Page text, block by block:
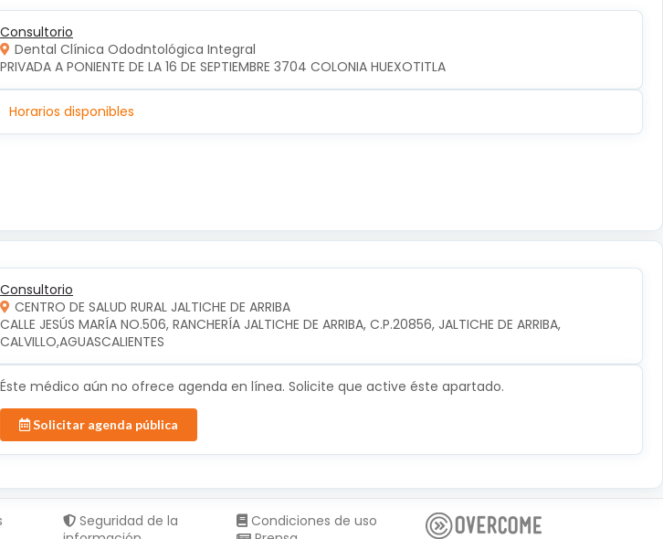
Consultorio
Dental Clínica Ododntológica Integral
PRIVADA A PONIENTE DE LA 16 DE SEPTIEMBRE 3704 COLONIA HUEXOTITLA
Horarios disponibles
Consultorio
CENTRO DE SALUD RURAL JALTICHE DE ARRIBA
CALLE JESÚS MARÍA NO.506, RANCHERÍA JALTICHE DE ARRIBA, C.P.20856, JALTICHE DE ARRIBA,
CALVILLO,AGUASCALIENTES
Éste médico aún no ofrece agenda en línea. Solicite que active éste apartado.
Solicitar agenda pública
Seguridad de la
Condiciones de uso